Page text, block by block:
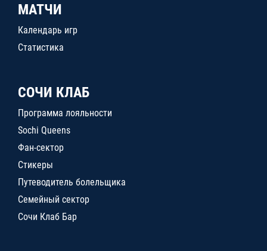
МАТЧИ
Календарь игр
Статистика
СОЧИ КЛАБ
Программа лояльности
Sochi Queens
Фан-сектор
Стикеры
Путеводитель болельщика
Семейный сектор
Сочи Клаб Бар